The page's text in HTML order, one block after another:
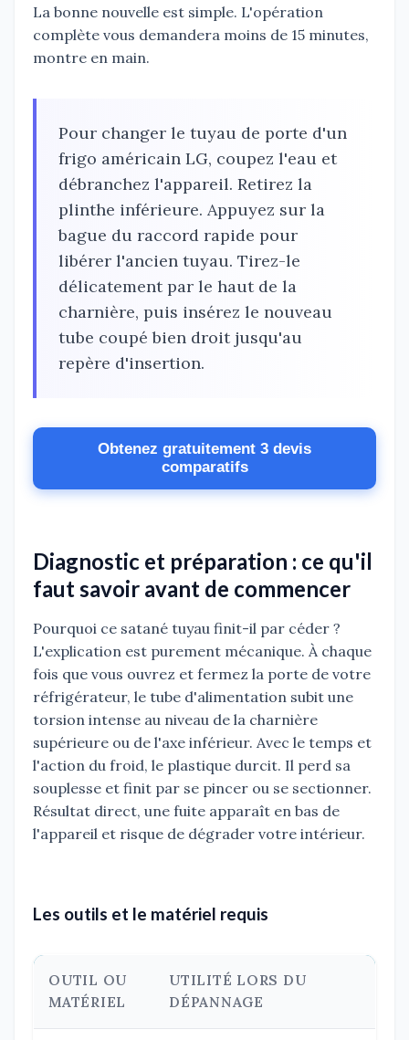
La bonne nouvelle est simple. L'opération
complète vous demandera moins de 15 minutes,
montre en main.
Pour changer le tuyau de porte d'un
frigo américain LG, coupez l'eau et
débranchez l'appareil. Retirez la
plinthe inférieure. Appuyez sur la
bague du raccord rapide pour
libérer l'ancien tuyau. Tirez-le
délicatement par le haut de la
charnière, puis insérez le nouveau
tube coupé bien droit jusqu'au
repère d'insertion.
Obtenez gratuitement 3 devis
comparatifs
Diagnostic et préparation : ce qu'il
faut savoir avant de commencer
Pourquoi ce satané tuyau finit-il par céder ?
L'explication est purement mécanique. À chaque
fois que vous ouvrez et fermez la porte de votre
réfrigérateur, le tube d'alimentation subit une
torsion intense au niveau de la charnière
supérieure ou de l'axe inférieur. Avec le temps et
l'action du froid, le plastique durcit. Il perd sa
souplesse et finit par se pincer ou se sectionner.
Résultat direct, une fuite apparaît en bas de
l'appareil et risque de dégrader votre intérieur.
Les outils et le matériel requis
OUTIL OU
MATÉRIEL
UTILITÉ LORS DU
DÉPANNAGE